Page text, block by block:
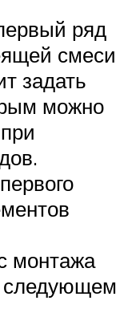
ряд
смеси
задать
можно
монтажа
следующем